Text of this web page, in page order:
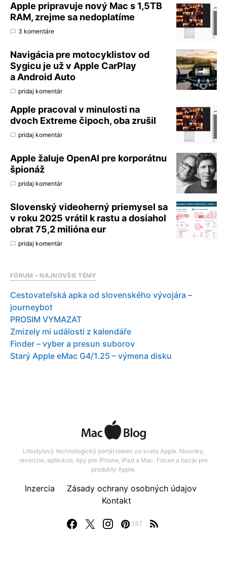
Apple pripravuje nový Mac s 1,5TB
RAM, zrejme sa nedoplatíme
3 komentáre
Navigácia pre motocyklistov od
Sygicu je už v Apple CarPlay
a Android Auto
pridaj komentár
Apple pracoval v minulosti na
dvoch Extreme čipoch, oba zrušil
pridaj komentár
Apple žaluje OpenAI pre korporátnu
špionáž
pridaj komentár
Slovenský videoherný priemysel sa
v roku 2025 vrátil k rastu a dosiahol
obrat 75,2 milióna eur
pridaj komentár
FÓRUM – NAJNOVŠIE TÉMY
Cestovateľská apka od slovenského vývojára –
journeybot
PROSIM VYMAZAT
Zmizely mi události z kalendáře
Finder – vyber a presun suborov
Starý Apple eMac G4/1.25 – výmena disku
Lifestylový technologický portál nielen zo sveta Apple. Novinky,
recenzie, aplikácie, tipy pre iPhone, iPad a Mac. Fórum a bazár pre
produkty Apple.
137
Inzercia
Zásady ochrany osobných údajov
Kontakt